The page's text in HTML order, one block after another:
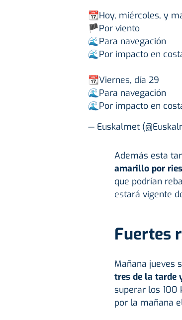
📆Hoy, miércoles, y
🏴Por viento
🌊Para navegación
🌊Por impacto en
📆Viernes, día 29
🌊Para navegación
🌊Por impacto en
— Euskalmet
Además esta
amarillo por
que podrían
estará vigente
Fuertes
Mañana jueves
tres de la tarde
superar los 100
por la mañana